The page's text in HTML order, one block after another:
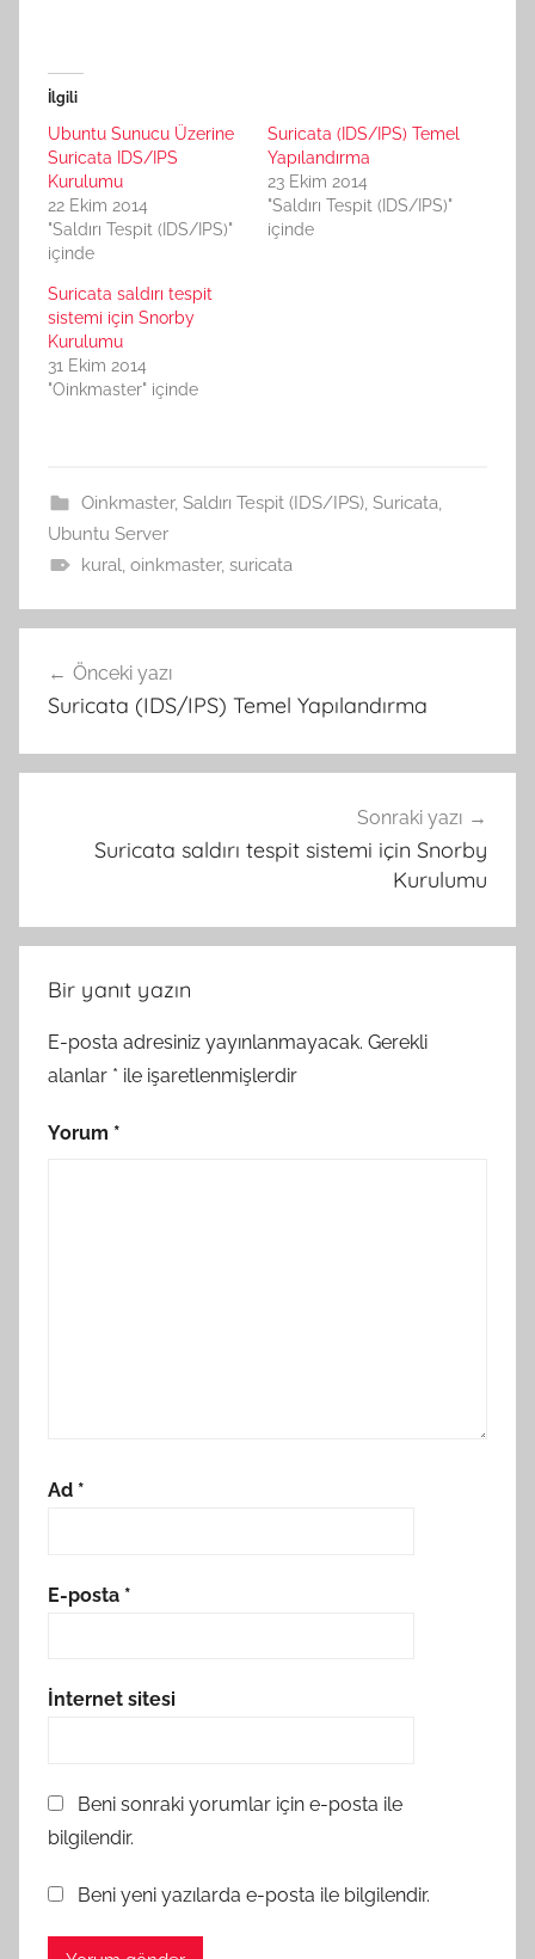
İlgili
Ubuntu Sunucu Üzerine
Suricata IDS/IPS
Kurulumu
22 Ekim 2014
"Saldırı Tespit (IDS/IPS)"
içinde
Suricata (IDS/IPS) Temel
Yapılandırma
23 Ekim 2014
"Saldırı Tespit (IDS/IPS)"
içinde
Suricata saldırı tespit
sistemi için Snorby
Kurulumu
31 Ekim 2014
"Oinkmaster" içinde
Oinkmaster, Saldırı Tespit (IDS/IPS), Suricata,
Ubuntu Server
kural, oinkmaster, suricata
gezinmesi
Önceki yazı
Suricata (IDS/IPS) Temel Yapılandırma
Sonraki yazı
Suricata saldırı tespit sistemi için Snorby
Kurulumu
Bir yanıt yazın
E-posta adresiniz yayınlanmayacak. Gerekli
alanlar * ile işaretlenmişlerdir
Yorum *
Ad *
E-posta *
İnternet sitesi
Beni sonraki yorumlar için e-posta ile
bilgilendir.
Beni yeni yazılarda e-posta ile bilgilendir.